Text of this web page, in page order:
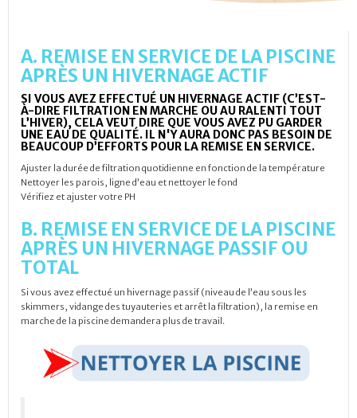
A. REMISE EN SERVICE DE LA PISCINE
APRÈS UN HIVERNAGE ACTIF
SI VOUS AVEZ EFFECTUÉ UN HIVERNAGE ACTIF (C’EST-
À-DIRE FILTRATION EN MARCHE OU AU RALENTI TOUT
L’HIVER), CELA VEUT DIRE QUE VOUS AVEZ PU GARDER
UNE EAU DE QUALITÉ. IL N'Y AURA DONC PAS BESOIN DE
BEAUCOUP D’EFFORTS POUR LA REMISE EN SERVICE.
Ajuster la durée de filtration quotidienne en fonction de la température
Nettoyer les parois, ligne d’eau et nettoyer le fond
Vérifiez et ajuster votre PH
B. REMISE EN SERVICE DE LA PISCINE
APRÈS UN HIVERNAGE PASSIF OU
TOTAL
Si vous avez effectué un hivernage passif (niveau de l’eau sous les
skimmers, vidange des tuyauteries et arrêt la filtration), la remise en
marche de la piscine demandera plus de travail.